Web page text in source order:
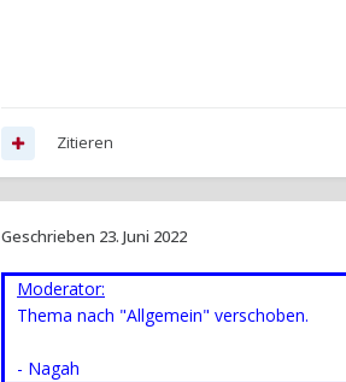
Zitieren
Geschrieben 23. Juni 2022
Moderator:
Thema nach "Allgemein" verschoben.
- Nagah